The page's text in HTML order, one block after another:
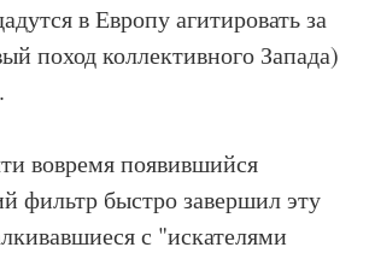
в Европу агитировать за
поход коллективного Запада)
вовремя появившийся
фильтр быстро завершил эту
с "искателями